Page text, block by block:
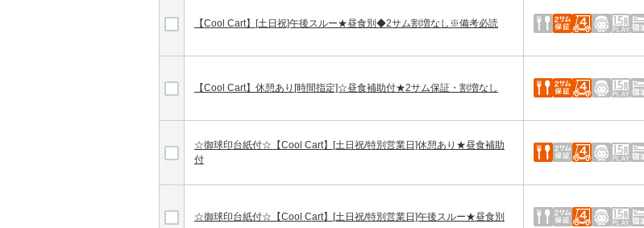
【Cool Cart】[土日祝]午後スルー★昼食別◆2サム割増なし※備考必読
【Cool Cart】休憩あり[時間指定]☆昼食補助付★2サム保証・割増なし
☆御球印台紙付☆【Cool Cart】[土日祝/特別営業日]休憩あり★昼食補助
付
☆御球印台紙付☆【Cool Cart】[土日祝/特別営業日]午後スルー★昼食別